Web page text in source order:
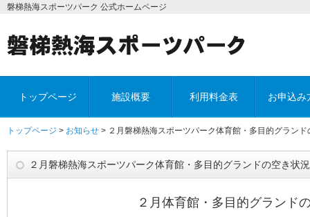
磐梯熱海スポーツパーク 公式ホームページ
トップページ 施設概要 利用料金表 お申込み
トップページ > お知らせ > ２月磐梯熱海スポーツパーク体育館・多目的グランド
２月磐梯熱海スポーツパーク体育館・多目的グランドの空き状況
２月体育館・多目的グランド